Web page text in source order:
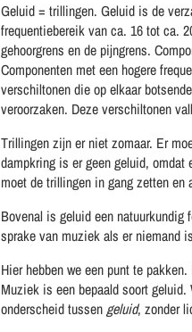
Geluid = trillingen. Geluid is de
frequentiebereik van ca. 16 tot ca.
gehoorgrens en de pijngrens.
Componenten met een hogere
verschiltonen die op elkaar
veroorzaken. Deze verschiltonen
Trillingen zijn er niet zomaar. Er
dampkring is er geen geluid,
moet de trillingen in gang zetten
Bovenal is geluid een
sprake van muziek als er niemand
Hier hebben we een punt te
Muziek is een bepaald soort
onderscheid tussengeluid, zonder